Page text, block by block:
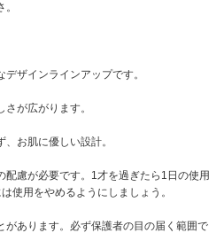
ザインラインアップです。
が広がります。
お肌に優しい設計。
慮が必要です。1才を過ぎたら1日の使用
使用をやめるようにしましょう。
あります。必ず保護者の目の届く範囲で